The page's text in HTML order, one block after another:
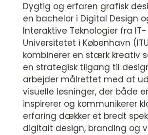
Dygtig og erfaren grafisk
en bachelor i Digital Design
Interaktive Teknologier fra IT-
Universitetet i København
kombinerer en stærk kreativ
en strategisk tilgang til
arbejder målrettet med at
visuelle løsninger, der både
inspirerer og kommunikerer
erfaring dækker et bredt
digitalt design, branding og